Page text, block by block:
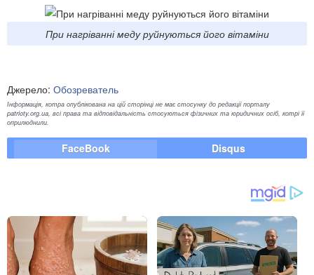
При нагріванні меду руйнуються його вітаміни
Джерело: Обозреватель
Інформація, котра опублікована на цій сторінці не має стосунку до редакції порталу
patrioty.org.ua, всі права та відповідальність стосуються фізичних та юридичних осіб, котрі її
оприлюднили.
FaceBook Disqus